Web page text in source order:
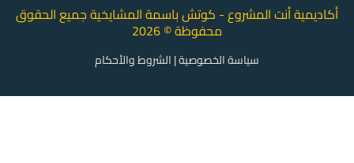
أكاديمية أنت المشروع - كوتش باسمة المشايخية جميع الحقوق
محفوظة © 2026
سياسة الخصوصية|الشروط والأحكام